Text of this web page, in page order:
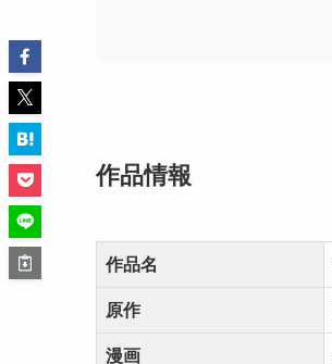
作品情報
作品名
原作
漫画